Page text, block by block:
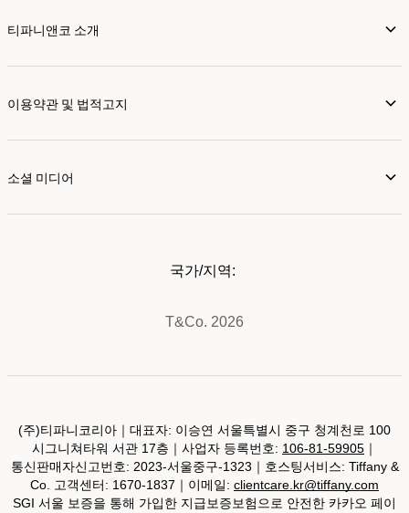
티파니앤코 소개
이용약관 및 법적고지
소셜 미디어
T&Co. 2026
국가/지역:
(주)티파니코리아｜대표자: 이승연 서울특별시 중구 청계천로 100
시그니쳐타워 서관 17층｜사업자 등록번호: 106-81-59905 ｜
통신판매자신고번호: 2023-서울중구-1323｜호스팅서비스: Tiffany &
Co. 고객센터: 1670-1837｜이메일: clientcare.kr@tiffany.com
SGI 서울 보증을 통해 가입한 지급보증보험으로 안전한 카카오 페이